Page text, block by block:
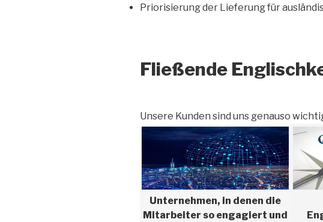
Priorisierung der Lieferung für
Fließende
Unsere Kunden sind uns genauso
Unternehmen, in denen die
Mitarbeiter so engagiert und